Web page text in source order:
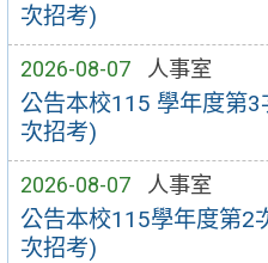
次招考)
2026-08-07 人事室
公告本校115 學年度第
次招考)
2026-08-07 人事室
公告本校115學年度第2
次招考)